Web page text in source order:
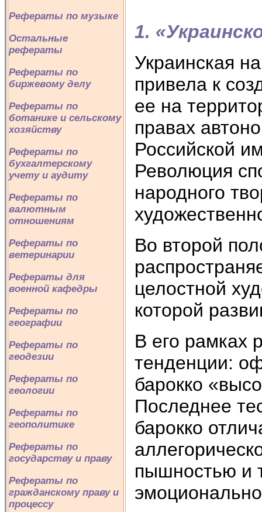
Рефераты по музыке
Остальные
рефераты
Рефераты по
биржевому делу
Рефераты по
ботанике и сельскому
хозяйству
Рефераты по
бухгалтерскому
учету и аудиту
Рефераты по
валютным
отношениям
Рефераты по
ветеринарии
Рефераты для
военной кафедры
Рефераты по
географии
Рефераты по
геодезии
Рефераты по
геологии
Рефераты по
геополитике
Рефераты по
государству и праву
Рефераты по
гражданскому праву и
процессу
1.
Украинская
привела к
ее на
правах
Российской
Революция
народного
Во второй
целостной
которой
В его рамках
тенденции:
барокко
Последнее
барокко
пышностью и